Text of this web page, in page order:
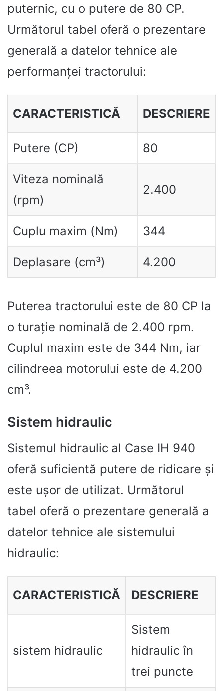
puternic, cu o putere de 80 CP.
Următorul tabel oferă o prezentare
generală a datelor tehnice ale
performanței tractorului:
CARACTERISTICĂ DESCRIERE
Putere (CP) 80
Viteza nominală
(rpm)
2.400
Cuplu maxim (Nm) 344
Deplasare (cm³) 4.200
Puterea tractorului este de 80 CP la
o turație nominală de 2.400 rpm.
Cuplul maxim este de 344 Nm, iar
cilindreea motorului este de 4.200
cm³.
Sistem hidraulic
Sistemul hidraulic al Case IH 940
oferă suficientă putere de ridicare și
este ușor de utilizat. Următorul
tabel oferă o prezentare generală a
datelor tehnice ale sistemului
hidraulic:
CARACTERISTICĂ DESCRIERE
sistem hidraulic
Sistem
hidraulic în
trei puncte